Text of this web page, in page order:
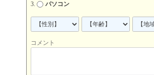
パソコン
コメント